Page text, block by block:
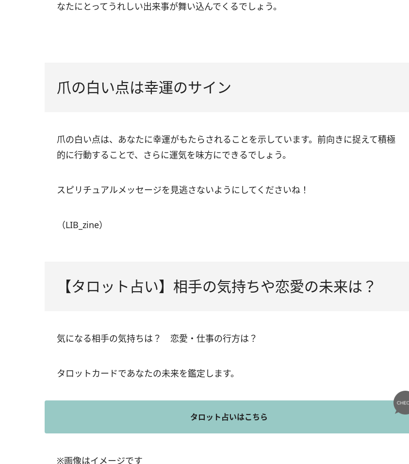
なたにとってうれしい出来事が舞い込んでくるでしょう。
爪の白い点は幸運のサイン
爪の白い点は、あなたに幸運がもたらされることを示しています。前向きに捉えて積極
的に行動することで、さらに運気を味方にできるでしょう。
スピリチュアルメッセージを見逃さないようにしてくださいね！
（LIB_zine）
【タロット占い】相手の気持ちや恋愛の未来は？
気になる相手の気持ちは？ 恋愛・仕事の行方は？
タロットカードであなたの未来を鑑定します。
タロット占いはこちら
※画像はイメージです